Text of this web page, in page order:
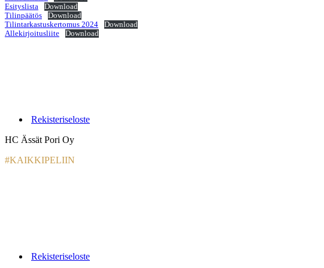
Esityslista
Download
Tilinpäätös
Download
Tilintarkastuskertomus 2024
Download
Allekirjoitusliite
Download
Rekisteriseloste
HC Ässät Pori Oy
#KAIKKIPELIIN
Rekisteriseloste